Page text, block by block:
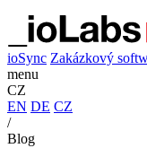
ioSync Zakázkový
menu
CZ
EN DE CZ
/
Blog